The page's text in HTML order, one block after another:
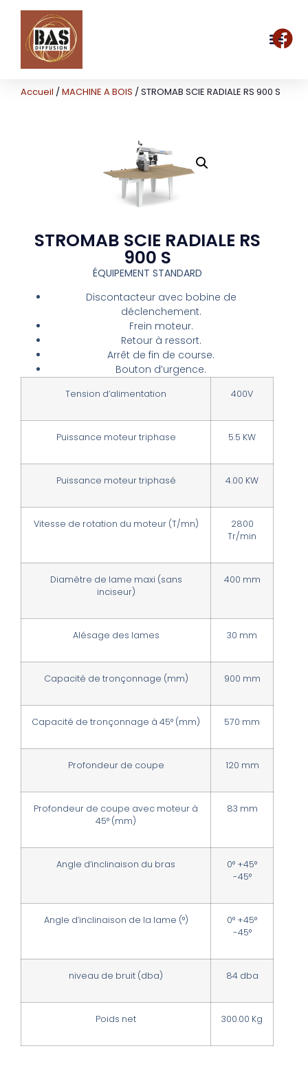
Accueil /MACHINE A BOIS / STROMAB SCIE RADIALE RS 900 S
STROMAB SCIE RADIALE RS
900 S
ÉQUIPEMENT STANDARD
Discontacteur avec bobine de
déclenchement.
Frein moteur.
Retour à ressort.
Arrêt de fin de course.
Bouton d’urgence.
Tension d’alimentation 400V
Puissance moteurtriphase 5.5 KW
Puissance moteur triphasé 4.00 KW
Vitesse de rotation du moteur (T/mn)
2800
Tr/min
Diamètre de lame maxi (sans
inciseur)
400 mm
Alésage des lames 30 mm
Capacité de tronçonnage (mm) 900 mm
Capacité de tronçonnage à 45° (mm) 570 mm
Profondeur de coupe 120 mm
Profondeur de coupe avec moteur à
45° (mm)
83 mm
Angle d’inclinaison du bras
0° +45°
-45°
Angle d’inclinaison de la lame (°)
0° +45°
-45°
niveau de bruit (dba) 84 dba
Poids net 300.00 Kg